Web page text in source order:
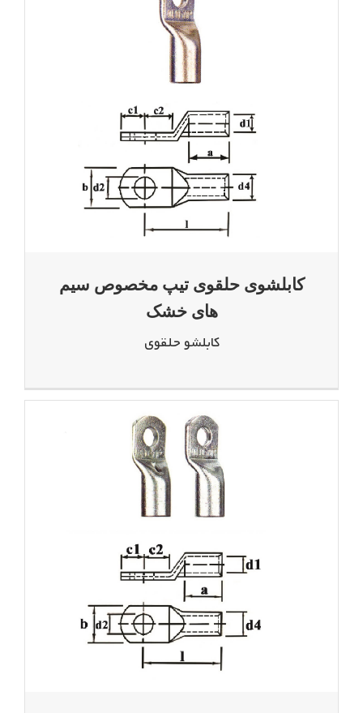
کابلشوی حلقوی تیپ مخصوص سیم
های خشک
کابلشو حلقوی